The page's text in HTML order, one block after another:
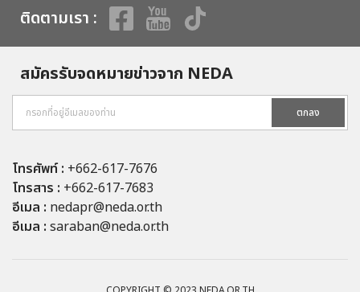
ติดตามเรา :
สมัครรับจดหมายข่าวจาก NEDA
ตกลง
โทรศัพท์ : +662-617-7676
โทรสาร : +662-617-7683
อีเมล : nedapr@neda.or.th
อีเมล : saraban@neda.or.th